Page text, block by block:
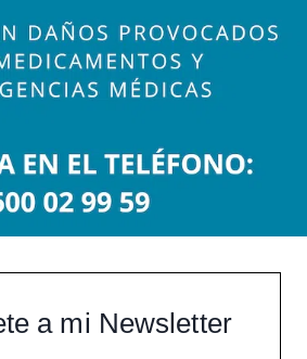
a mi Newsletter